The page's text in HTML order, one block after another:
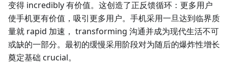
变得 incredibly 有价值。这创造了正反馈循环：更多用户
使手机更有价值，吸引更多用户。手机采用一旦达到临界质
量就 rapid 加速， transforming 沟通并成为现代生活不可
或缺的一部分。最初的缓慢采用阶段对为随后的爆炸性增长
奠定基础 crucial。